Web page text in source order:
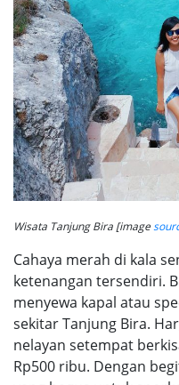
Wisata Tanjung Bira [image
Cahaya merah di kala
ketenangan tersendiri.
menyewa kapal atau
sekitar Tanjung Bira.
nelayan setempat
Rp500 ribu. Dengan